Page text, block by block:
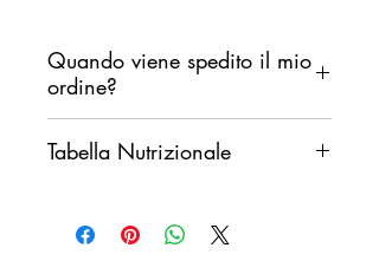
Quando viene spedito il mio
ordine?
ordine il prima possibile,
prodotti rimangano fermi in un
magazzino di smistamento
Tabella Nutrizionale
grammi